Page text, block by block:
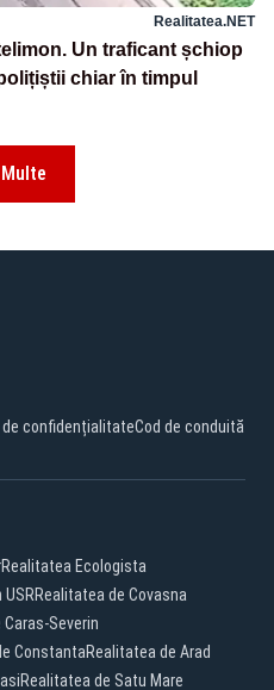
Realitatea.NET
Un traficant șchiop
chiar în timpul
de confidențialitateCod de conduită
Realitatea Ecologista
Realitatea de Covasna
Severin
ConstantaRealitatea de Arad
Realitatea de Satu Mare